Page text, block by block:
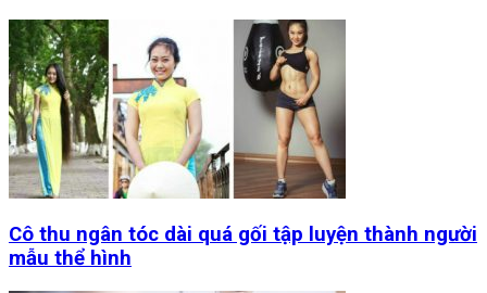
Cô thu ngân tóc dài quá gối tập luyện thành người
mẫu thể hình